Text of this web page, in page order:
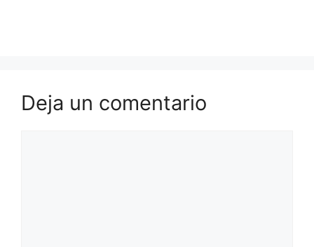
Deja un comentario